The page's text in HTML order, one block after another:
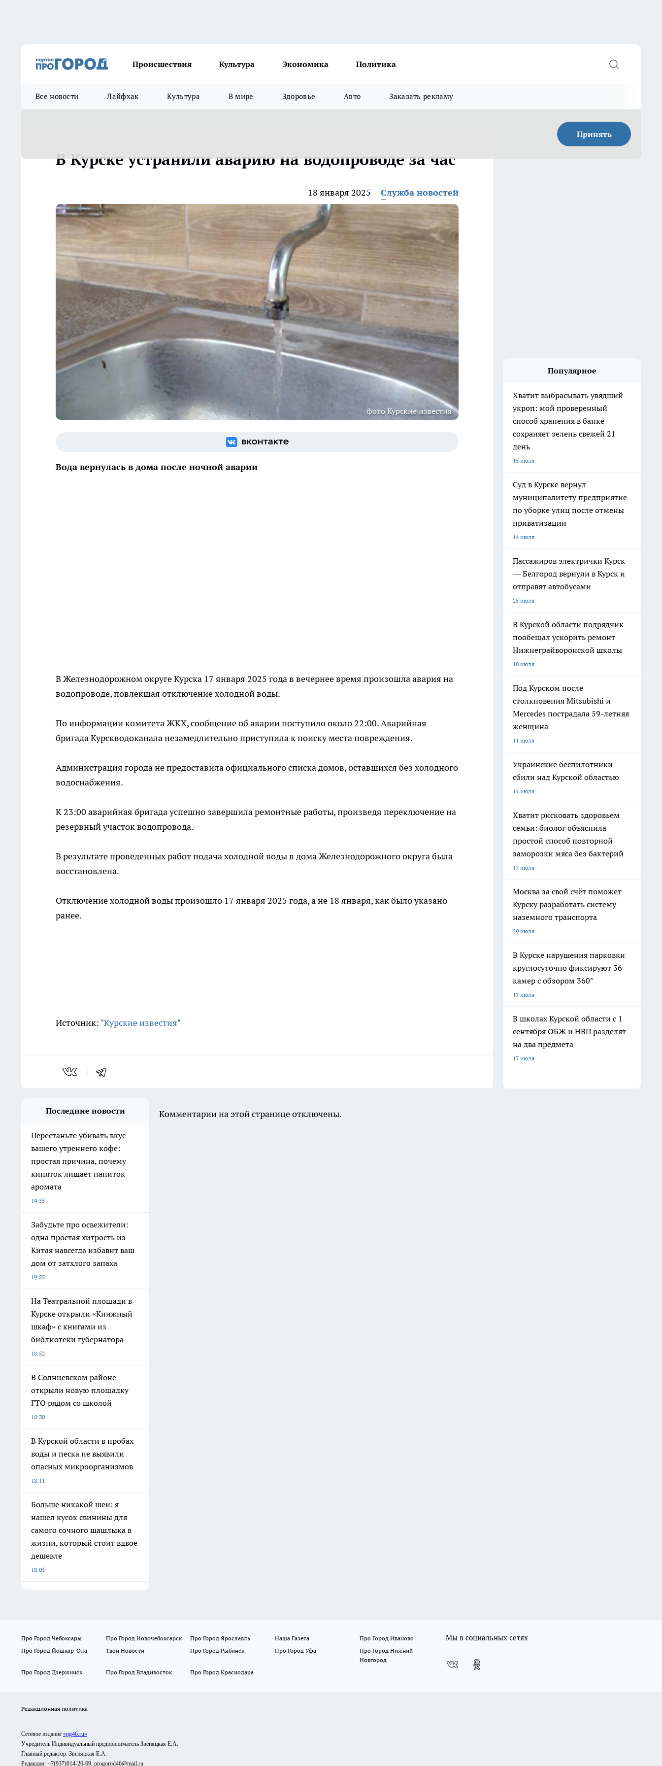
Происшествия Культура Экономика Политика
Все новости Лайфхак Культура В мире Здоровье Авто Заказать рекламу
Принять
В Курске устранили аварию на водопроводе за час
18 января 2025 Служба новостей
фото Курские известия
Вода вернулась в дома после ночной аварии
В Железнодорожном округе Курска 17 января 2025 года в вечернее время произошла авария на
водопроводе, повлекшая отключение холодной воды.
По информации комитета ЖКХ, сообщение об аварии поступило около 22:00. Аварийная
бригада Курскводоканала незамедлительно приступила к поиску места повреждения.
Администрация города не предоставила официального списка домов, оставшихся без холодного
водоснабжения.
К 23:00 аварийная бригада успешно завершила ремонтные работы, произведя переключение на
резервный участок водопровода.
В результате проведенных работ подача холодной воды в дома Железнодорожного округа была
восстановлена.
Отключение холодной воды произошло 17 января 2025 года, а не 18 января, как было указано
ранее.
Источник: "Курские известия"
Популярное
Хватит выбрасывать увядший
укроп: мой проверенный
способ хранения в банке
сохраняет зелень свежей 21
день
15 июля
Суд в Курске вернул
муниципалитету предприятие
по уборке улиц после отмены
приватизации
14 июля
Пассажиров электрички Курск
— Белгород вернули в Курск и
отправят автобусами
25 июля
В Курской области подрядчик
пообещал ускорить ремонт
Нижнеграйворонской школы
10 июля
Под Курском после
столкновения Mitsubishi и
Mercedes пострадала 59-летняя
женщина
11 июля
Украинские беспилотники
сбили над Курской областью
14 июля
Хватит рисковать здоровьем
семьи: биолог объяснила
простой способ повторной
заморозки мяса без бактерий
17 июля
Москва за свой счёт поможет
Курску разработать систему
наземного транспорта
29 июля
В Курске нарушения парковки
круглосуточно фиксируют 36
камер с обзором 360°
17 июля
В школах Курской области с 1
сентября ОБЖ и НВП разделят
на два предмета
17 июля
Последние новости
Перестаньте убивать вкус
вашего утреннего кофе:
простая причина, почему
кипяток лишает напиток
аромата
19:55
Забудьте про освежители:
одна простая хитрость из
Китая навсегда избавит ваш
дом от затхлого запаха
19:55
На Театральной площади в
Курске открыли «Книжный
шкаф» с книгами из
библиотеки губернатора
18:52
В Солнцевском районе
открыли новую площадку
ГТО рядом со школой
18:30
В Курской области в пробах
воды и песка не выявили
опасных микроорганизмов
18:11
Больше никакой шеи: я
нашел кусок свинины для
самого сочного шашлыка в
жизни, который стоит вдвое
дешевле
18:05
Комментарии на этой странице отключены.
Про Город Чебоксары Про Город Новочебоксарск Про Город Ярославль Наша Газета
Про Город Иваново
Про Город Йошкар-Ола
Твои Новости Про Город Рыбинск Про Город Уфа
Про Город Нижний
Новгород
Про Город Дзержинск
Про Город Владивосток Про Город Краснодара
Мы в социальных сетях
Редакционная политика
Сетевое издание «pg46.ru»
Учредитель Индивидуальный предприниматель Звеняцкая Е.А.
Главный редактор: Звеняцкая Е.А.
Редакция: +7(937)014-26-69, progorod46@mail.ru